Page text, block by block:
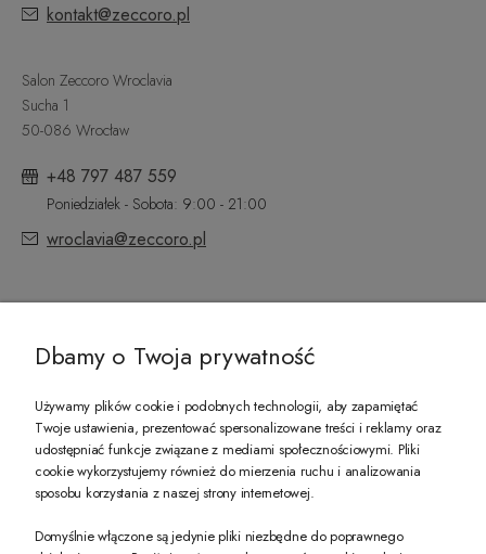
kontakt@zeccoro.pl
Salon Zeccoro Wroclavia
Sucha 1
50-086 Wrocław
+48 797 487 559
Poniedziałek - Sobota: 9:00 - 21:00
wroclavia@zeccoro.pl
PREZENT DLA CIEBIE!
-10% na pierwsze zakupy na zeccoro.pl Gdy zapiszesz się do naszego
Dbamy o Twoja prywatność
Używamy plików cookie i podobnych technologii, aby zapamiętać
Twoje ustawienia, prezentować spersonalizowane treści i reklamy oraz
udostępniać funkcje związane z mediami społecznościowymi. Pliki
cookie wykorzystujemy również do mierzenia ruchu i analizowania
sposobu korzystania z naszej strony internetowej.
Domyślnie włączone są jedynie pliki niezbędne do poprawnego